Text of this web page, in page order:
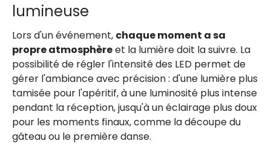
lumineuse
Lors d'un événement, chaque moment a sa
propre atmosphèreet la lumière doit la suivre. La
possibilité de régler l'intensité des LED permet de
gérer l'ambiance avec précision : d'une lumière plus
tamisée pour l'apéritif, à une luminosité plus intense
pendant la réception, jusqu'à un éclairage plus doux
pour les moments finaux, comme la découpe du
gâteau ou le première danse.